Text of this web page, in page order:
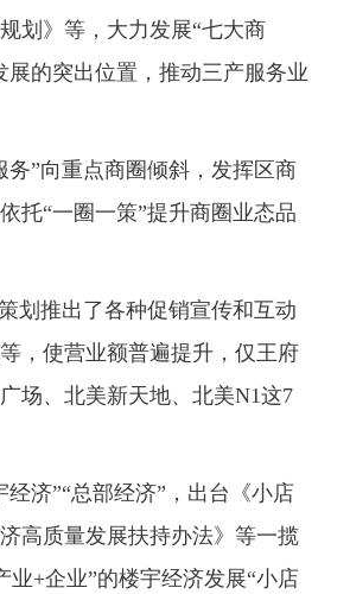
划》等，大力发展“七大商
的突出位置，推动三产服务业
”向重点商圈倾斜，发挥区商
托“一圈一策”提升商圈业态品
推出了各种促销宣传和互动
，使营业额普遍提升，仅王府
场、北美新天地、北美N1这7
济”“总部经济”，出台《小店
高质量发展扶持办法》等一揽
+企业”的楼宇经济发展“小店